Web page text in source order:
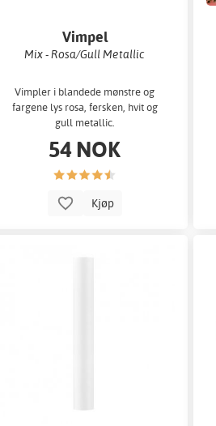
Vimpel
Mix - Rosa/Gull Metallic
Vimpler i blandede mønstre og
fargene lys rosa, fersken, hvit og
gull metallic.
54 NOK
Kjøp